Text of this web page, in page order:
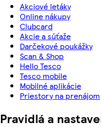
Akciové letáky
Online nákupy
Clubcard
Akcie a súťaže
Darčekové poukážky
Scan & Shop
Hello Tesco
Tesco mobile
Mobilné aplikácie
Priestory na prenájom
Pravidlá a